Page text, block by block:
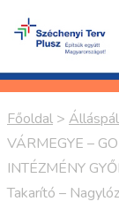
Főoldal >
VÁRMEGYE –
INTÉZMÉNY
Takarító –